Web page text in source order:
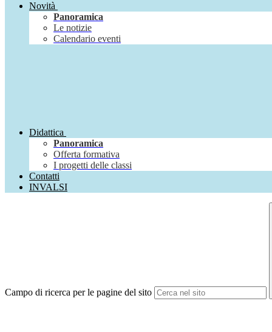
Novità
Panoramica
Le notizie
Calendario eventi
Didattica
Panoramica
Offerta formativa
I progetti delle classi
Contatti
INVALSI
Campo di ricerca per le pagine del sito